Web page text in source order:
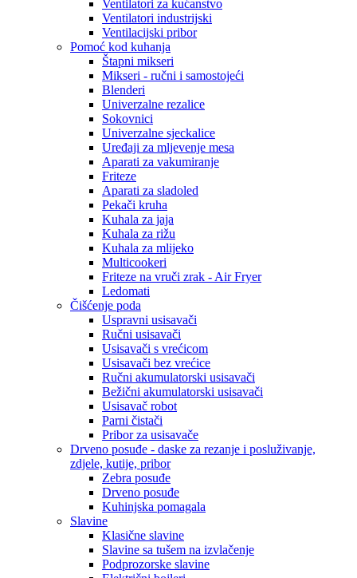
Ventilatori za kućanstvo
Ventilatori industrijski
Ventilacijski pribor
Pomoć kod kuhanja
Štapni mikseri
Mikseri - ručni i samostojeći
Blenderi
Univerzalne rezalice
Sokovnici
Univerzalne sjeckalice
Uređaji za mljevenje mesa
Aparati za vakumiranje
Friteze
Aparati za sladoled
Pekači kruha
Kuhala za jaja
Kuhala za rižu
Kuhala za mlijeko
Multicookeri
Friteze na vruči zrak - Air Fryer
Ledomati
Čišćenje poda
Uspravni usisavači
Ručni usisavači
Usisavači s vrećicom
Usisavači bez vrećice
Ručni akumulatorski usisavači
Bežični akumulatorski usisavači
Usisavač robot
Parni čistači
Pribor za usisavače
Drveno posuđe - daske za rezanje i posluživanje,
zdjele, kutije, pribor
Zebra posuđe
Drveno posuđe
Kuhinjska pomagala
Slavine
Klasične slavine
Slavine sa tušem na izvlačenje
Podprozorske slavine